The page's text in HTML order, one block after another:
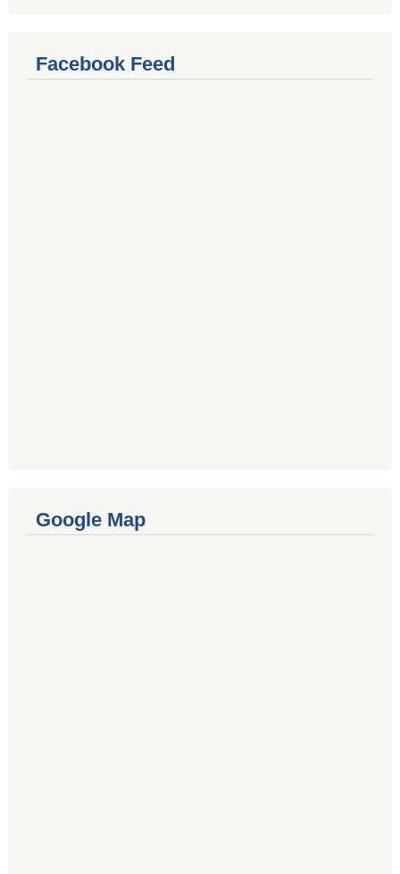
Facebook Feed
Google Map